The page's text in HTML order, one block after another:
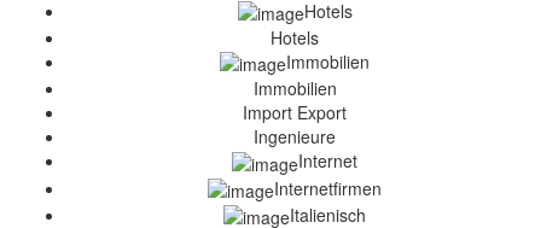
Hotels
Hotels
Immobilien
Immobilien
Import Export
Ingenieure
Internet
Internetfirmen
Italienisch